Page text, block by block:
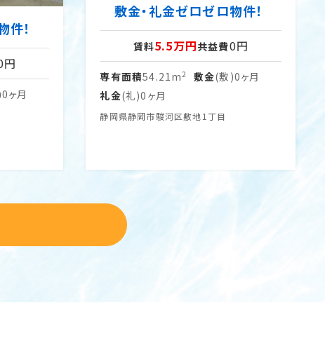
件！
円
ヶ月
敷金・礼金ゼロゼロ物件！
賃料5.5万円共益費0円
専有面積54.21m2 敷金(敷)0ヶ月
礼金(礼)0ヶ月
静岡県静岡市駿河区敷地1丁目